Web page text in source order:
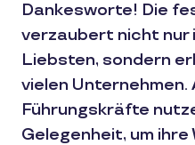
Dankesworte! Die
verzaubert nicht nur
Liebsten, sondern
vielen Unternehmen.
Führungskräfte
Gelegenheit, um